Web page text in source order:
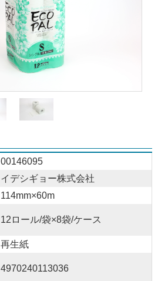
00146095
イデシギョー株式会社
114mm×60m
12ロール/袋×8袋/ケース
再生紙
4970240113036